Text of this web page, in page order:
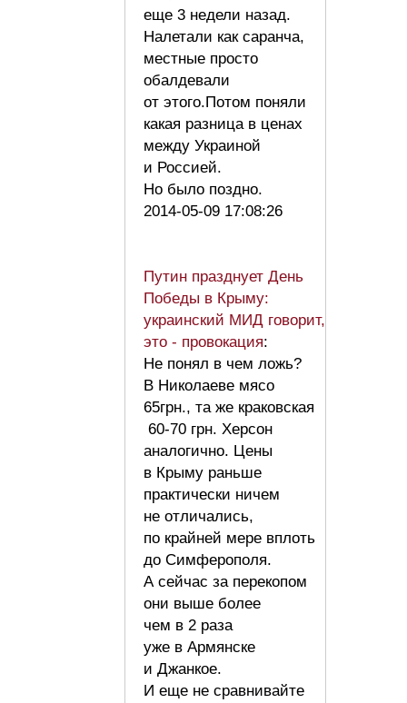
еще 3 недели назад.
Налетали как саранча,
местные просто
обалдевали
от этого.Потом поняли
какая разница в ценах
между Украиной
и Россией.
Но было поздно.
2014-05-09 17:08:26
Путин празднует День
Победы в Крыму:
украинский МИД говорит,
это - провокация:
Не понял в чем ложь?
В Николаеве мясо
65грн., та же краковская
60-70 грн. Херсон
аналогично. Цены
в Крыму раньше
практически ничем
не отличались,
по крайней мере вплоть
до Симферополя.
А сейчас за перекопом
они выше более
чем в 2 раза
уже в Армянске
и Джанкое.
И еще не сравнивайте